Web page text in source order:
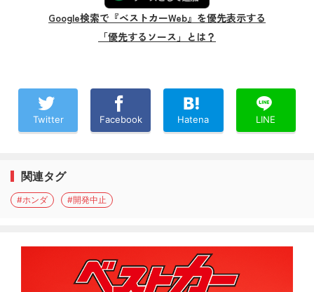
Google検索で『ベストカーWeb』を優先表示する
「優先するソース」とは？
Twitter Facebook Hatena LINE
関連タグ
#ホンダ #開発中止